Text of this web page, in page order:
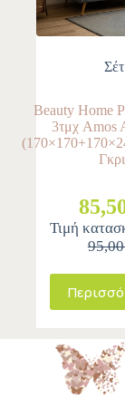
Beauty Home
3τμχ Amos
Γκρι
Τιμή